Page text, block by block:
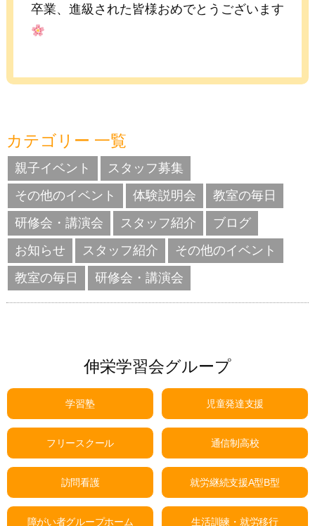
卒業、進級された皆様おめでとうございます
カテゴリー 一覧
親子イベント
スタッフ募集
その他のイベント
体験説明会
教室の毎日
研修会・講演会
スタッフ紹介
ブログ
お知らせ
スタッフ紹介
その他のイベント
教室の毎日
研修会・講演会
伸栄学習会グループ
学習塾 児童発達支援
フリースクール 通信制高校
訪問看護 就労継続支援A型B型
障がい者グループホーム 生活訓練・就労移行